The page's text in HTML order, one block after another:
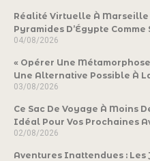
Réalité Virtuelle À Marseille
Pyramides D’Égypte Comme
04/08/2026
« Opérer Une Métamorphose
Une Alternative Possible À
03/08/2026
Ce Sac De Voyage À Moins
Idéal Pour Vos Prochaines
02/08/2026
Aventures Inattendues : Les